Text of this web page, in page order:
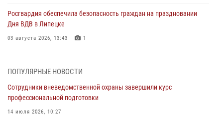
Росгвардия обеспечила безопасность граждан на праздновании
Дня ВДВ в Липецке
03 августа 2026, 13:43 1
Толстовского района
Росгвардия противодействует БПЛА ВСУ на южном направлении
(видео)
ПОПУЛЯРНЫЕ НОВОСТИ
Сотрудники вневедомственной охраны завершили курс
профессиональной подготовки
14 июля 2026, 10:27